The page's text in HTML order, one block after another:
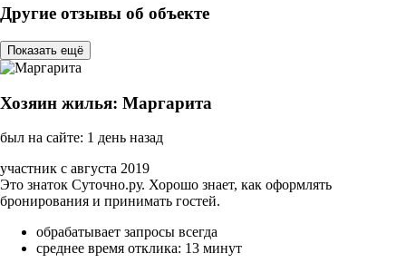
Другие отзывы об объекте
Показать ещё
Хозяин жилья: Маргарита
был на сайте: 1 день назад
участник с августа 2019
Это знаток Суточно.ру. Хорошо знает, как оформлять
бронирования и принимать гостей.
обрабатывает запросы всегда
среднее время отклика: 13 минут